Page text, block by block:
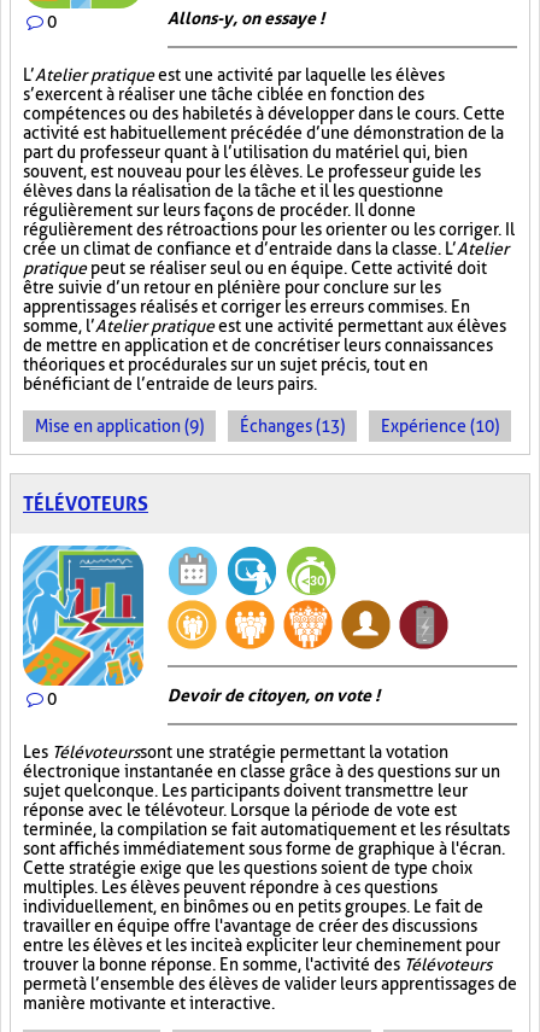
0 Allons-y, on essaye !
L’Atelier pratiqueest une activité par laquelle les élèves
s’exercent à réaliser une tâche ciblée en fonction des
compétences ou des habiletés à développer dans le cours. Cette
activité est habituellement précédée d’une démonstration de la
part du professeur quant à l’utilisation du matériel qui, bien
souvent, est nouveau pour les élèves. Le professeur guide les
élèves dans la réalisation de la tâche et il les questionne
régulièrement sur leurs façons de procéder. Il donne
régulièrement des rétroactions pour les orienter ou les corriger. Il
crée un climat de confiance et d’entraide dans la classe. L’Atelier
pratiquepeut se réaliser seul ou en équipe. Cette activité doit
être suivie d’un retour en plénière pour conclure sur les
apprentissages réalisés et corriger les erreurs commises. En
somme, l’Atelier pratiqueest une activité permettant aux élèves
de mettre en application et de concrétiser leurs connaissances
théoriques et procédurales sur un sujet précis, tout en
bénéficiant de l’entraide de leurs pairs.
Mise en application (9) Échanges (13) Expérience (10)
TÉLÉVOTEURS
0 Devoir de citoyen, on vote !
Les Télévoteurssont une stratégie permettant la votation
électronique instantanée en classe grâce à des questions sur un
sujet quelconque. Les participants doivent transmettre leur
réponse avec le télévoteur. Lorsque la période de vote est
terminée, la compilation se fait automatiquement et les résultats
sont affichés immédiatement sous forme de graphique à l'écran.
Cette stratégie exige que les questions soient de type choix
multiples. Les élèves peuvent répondre à ces questions
individuellement, en binômes ou en petits groupes. Le fait de
travailler en équipe offre l'avantage de créer des discussions
entre les élèves et les incite à expliciter leur cheminement pour
trouver la bonne réponse. En somme, l'activité des Télévoteurs
permet à l’ensemble des élèves de valider leurs apprentissages de
manière motivante et interactive.